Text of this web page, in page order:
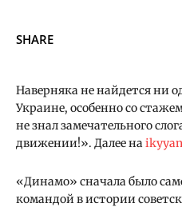
SHARE
Наверняка не найдется ни
Украине, особенно со
не знал замечательного
движении!». Далее на
«Динамо» сначала было
командой в истории